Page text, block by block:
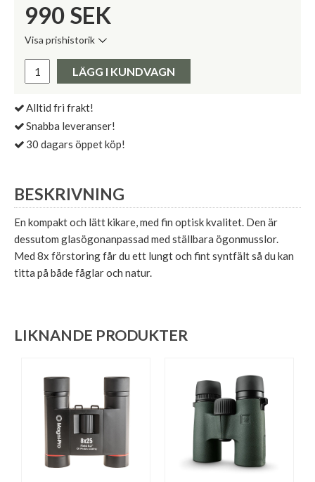
990 SEK
Visa prishistorik
Pris:
LÄGG I KUNDVAGN
Alltid fri frakt!
Snabba leveranser!
30 dagars öppet köp!
BESKRIVNING
En kompakt och lätt kikare, med fin optisk kvalitet. Den är
dessutom glasögonanpassad med ställbara ögonmusslor.
Med 8x förstoring får du ett lungt och fint syntfält så du kan
titta på både fåglar och natur.
LIKNANDE PRODUKTER